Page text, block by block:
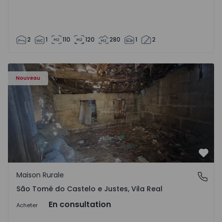
2 1 110 120 280 1 2
Nouveau
Maison Vila Real, São Tomé do Castelo e Justes -
São Tomé do Castelo e Justes, Vila Real
Maison Rurale
São Tomé do Castelo e Justes, Vila Real
Acheter En consultation